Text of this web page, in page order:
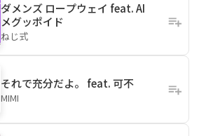
ダメンズ ロープウェイ feat. AI
メグッポイド
ねじ式
それで充分だよ。 feat. 可不
MIMI